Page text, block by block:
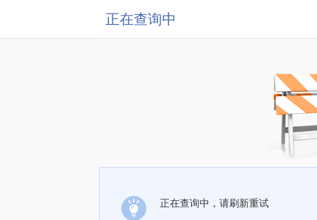
正在查询中
正在查询中，请刷新重试